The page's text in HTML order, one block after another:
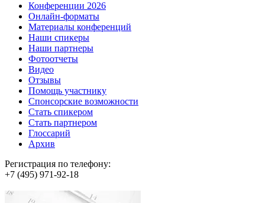
Конференции 2026
Онлайн-форматы
Материалы конференций
Наши спикеры
Наши партнеры
Фотоотчеты
Видео
Отзывы
Помощь участнику
Спонсорские возможности
Стать спикером
Стать партнером
Глоссарий
Архив
Регистрация по телефону:
+7 (495) 971-92-18